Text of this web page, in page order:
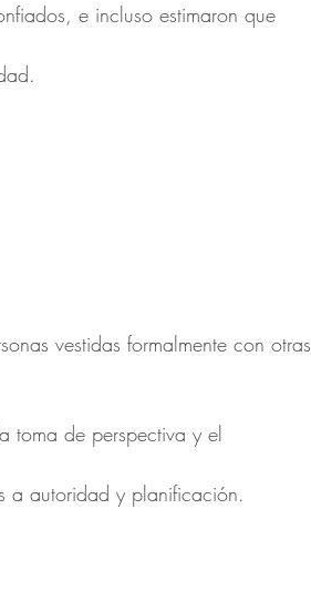
e incluso estimaron que
vestidas formalmente con otras
toma de perspectiva y el
a autoridad y planificación.